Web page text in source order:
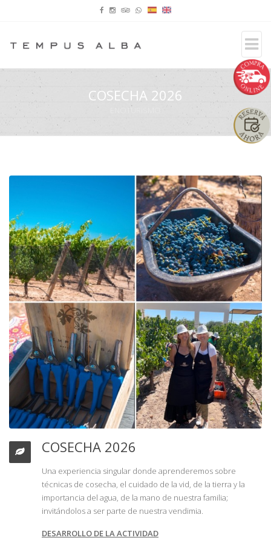
COSECHA 2026
ENOTURISMO
COSECHA 2026
Una experiencia singular donde aprenderemos sobre
técnicas de cosecha, el cuidado de la vid, de la tierra y la
importancia del agua, de la mano de nuestra familia;
invitándolos a ser parte de nuestra vendimia.
DESARROLLO DE LA ACTIVIDAD